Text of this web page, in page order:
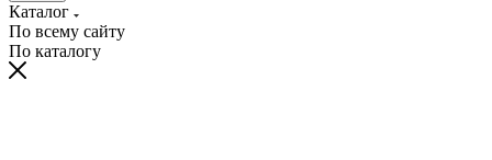
Каталог
По всему сайту
По каталогу